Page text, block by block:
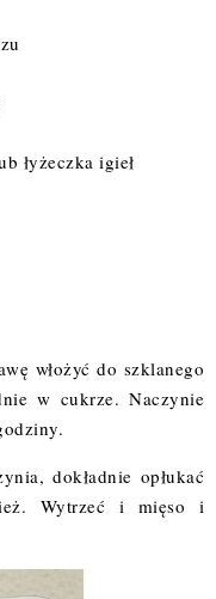
łyżeczka igieł
włożyć do szklanego
w cukrze. Naczynie
dokładnie opłukać
Wytrzeć i mięso i